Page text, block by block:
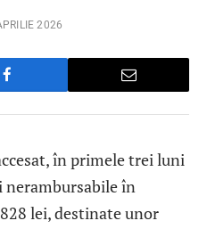
2026
în primele trei luni
în
lei, destinate unor